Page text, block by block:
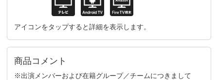
アイコンをタップすると詳細を表示します。
商品コメント
※出演メンバーおよび在籍グループ／チームにつきまして